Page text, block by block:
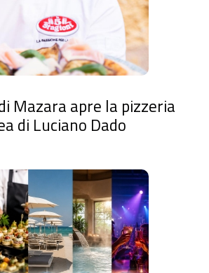
Mazara apre la pizzeria
di Luciano Dado